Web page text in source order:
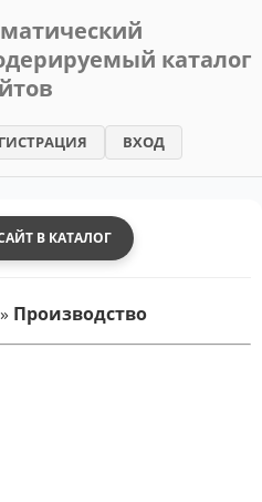
каталог
ВХОД
В КАТАЛОГ
» Производство